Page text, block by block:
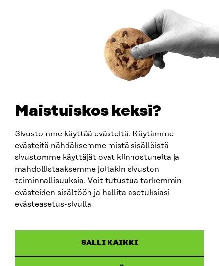
Maistuiskos keksi?
Sivustomme käyttää evästeitä. Käytämme
evästeitä nähdäksemme mistä sisällöistä
sivustomme käyttäjät ovat kiinnostuneita ja
mahdollistaaksemme joitakin sivuston
toiminnallisuuksia. Voit tutustua tarkemmin
evästeiden sisältöön ja hallita asetuksiasi
evästeasetus-sivulla
SALLI KAIKKI
SITRA SOSIAALISESSA MEDIASSA
LinkedIn
Instagram
YouTube